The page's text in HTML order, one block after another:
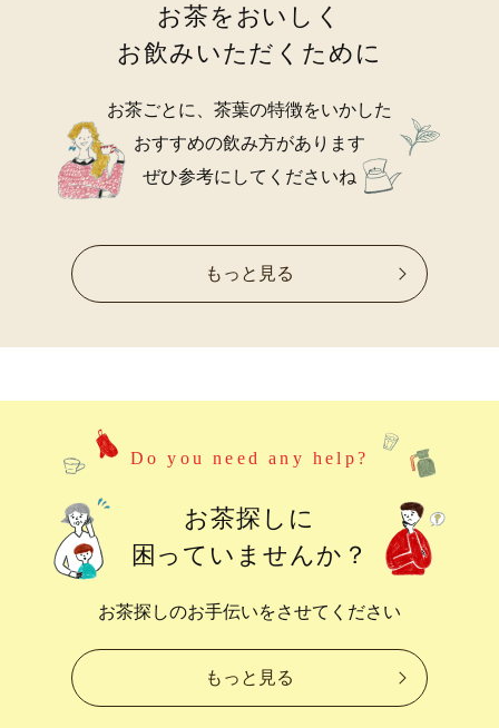
お茶をおいしく
お飲みいただくために
お茶ごとに、茶葉の特徴をいかした
おすすめの飲み方があります
ぜひ参考にしてくださいね
もっと見る
Do you need any help?
お茶探しに
困っていませんか？
お茶探しのお手伝いをさせてください
もっと見る